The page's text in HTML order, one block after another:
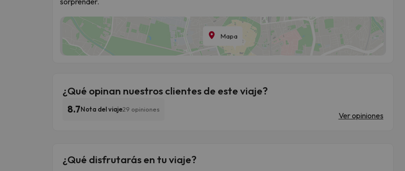
Mapa
¿Qué opinan nuestros clientes de este viaje?
8.7Nota del viaje29 opiniones
Ver opiniones
¿Qué disfrutarás en tu viaje?